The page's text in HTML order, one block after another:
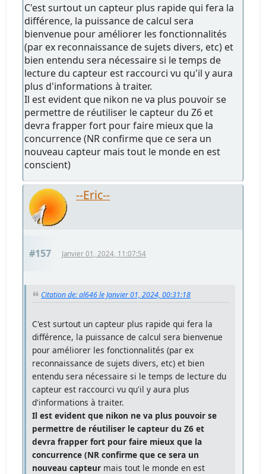
C'est surtout un capteur plus rapide qui fera la
différence, la puissance de calcul sera
bienvenue pour améliorer les fonctionnalités
(par ex reconnaissance de sujets divers, etc) et
bien entendu sera nécessaire si le temps de
lecture du capteur est raccourci vu qu'il y aura
plus d'informations à traiter.
Il est evident que nikon ne va plus pouvoir se
permettre de réutiliser le capteur du Z6 et
devra frapper fort pour faire mieux que la
concurrence (NR confirme que ce sera un
nouveau capteur mais tout le monde en est
conscient)
--Eric--
#157 Janvier 01, 2024, 11:07:54
Citation de: al646 le Janvier 01, 2024, 00:31:18
C'est surtout un capteur plus rapide qui fera la
différence, la puissance de calcul sera bienvenue
pour améliorer les fonctionnalités (par ex
reconnaissance de sujets divers, etc) et bien
entendu sera nécessaire si le temps de lecture du
capteur est raccourci vu qu'il y aura plus
d'informations à traiter.
Il est evident que nikon ne va plus pouvoir se
permettre de réutiliser le capteur du Z6 et
devra frapper fort pour faire mieux que la
concurrence (NR confirme que ce sera un
nouveau capteur mais tout le monde en est